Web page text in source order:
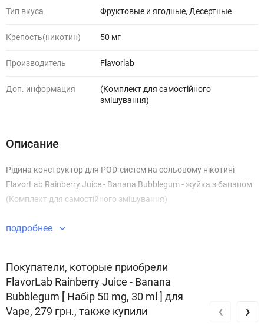
Тип вкуса Фруктовые и ягодные, Десертные
Крепость(никотин) 50 мг
Производитель Flavorlab
Доп. информация
(Комплект для самостійного
змішування)
Описание
Рідина конструктор для POD-систем на сольовому нікотині
FlavorLab Rainberry Juice - Banana Bubblegum - жуйка з бананом
(Комплект для самостійного змішування)
подробнее
Покупатели, которые приобрели
FlavorLab Rainberry Juice - Banana
Bubblegum [ Набір 50 mg, 30 ml ] для
Vape, 279 грн., также купили
‹ ›